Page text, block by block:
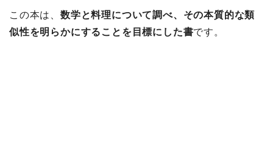
この本は、 数学と料理について調べ、その本質的な類
似性を明らかにすることを目標にした書です。